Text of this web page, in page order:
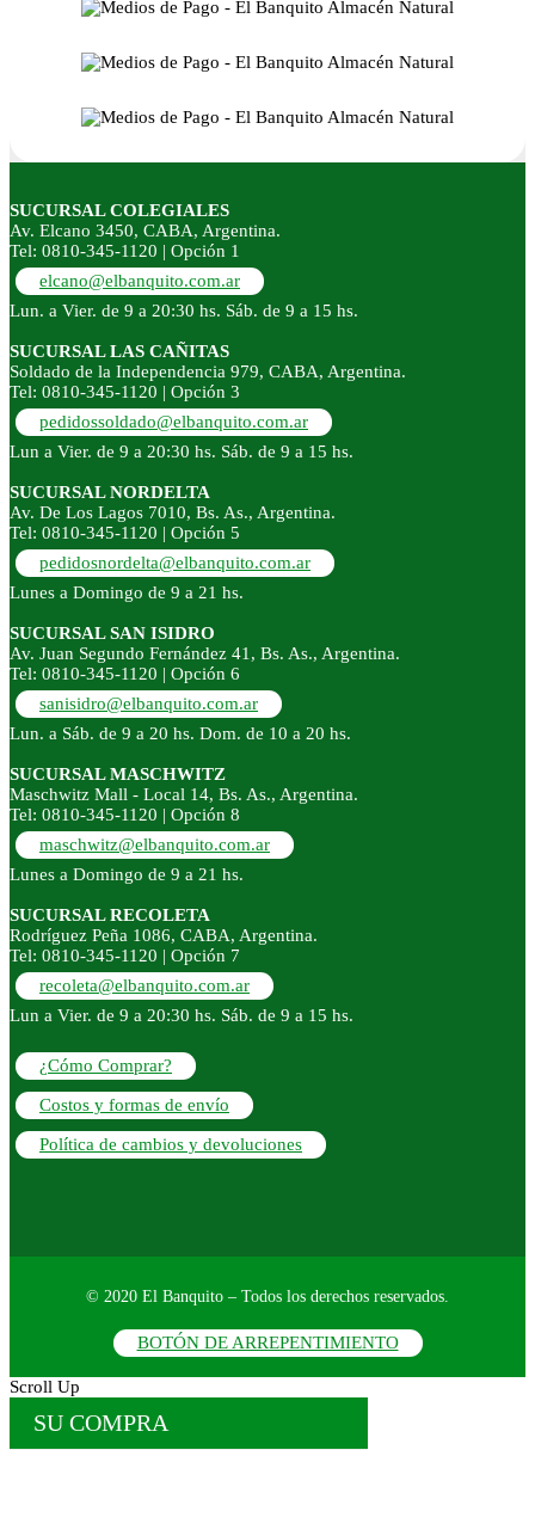
SUCURSAL COLEGIALES
Av. Elcano 3450, CABA, Argentina.
Tel: 0810-345-1120 | Opción 1
elcano@elbanquito.com.ar
Lun. a Vier. de 9 a 20:30 hs. Sáb. de 9 a 15 hs.
SUCURSAL LAS CAÑITAS
Soldado de la Independencia 979, CABA, Argentina.
Tel: 0810-345-1120 | Opción 3
pedidossoldado@elbanquito.com.ar
Lun a Vier. de 9 a 20:30 hs. Sáb. de 9 a 15 hs.
SUCURSAL NORDELTA
Av. De Los Lagos 7010, Bs. As., Argentina.
Tel: 0810-345-1120 | Opción 5
pedidosnordelta@elbanquito.com.ar
Lunes a Domingo de 9 a 21 hs.
SUCURSAL SAN ISIDRO
Av. Juan Segundo Fernández 41, Bs. As., Argentina.
Tel: 0810-345-1120 | Opción 6
sanisidro@elbanquito.com.ar
Lun. a Sáb. de 9 a 20 hs. Dom. de 10 a 20 hs.
SUCURSAL MASCHWITZ
Maschwitz Mall - Local 14, Bs. As., Argentina.
Tel: 0810-345-1120 | Opción 8
maschwitz@elbanquito.com.ar
Lunes a Domingo de 9 a 21 hs.
SUCURSAL RECOLETA
Rodríguez Peña 1086, CABA, Argentina.
Tel: 0810-345-1120 | Opción 7
recoleta@elbanquito.com.ar
Lun a Vier. de 9 a 20:30 hs. Sáb. de 9 a 15 hs.
¿Cómo Comprar?
Costos y formas de envío
Política de cambios y devoluciones
© 2020 El Banquito – Todos los derechos reservados.
BOTÓN DE ARREPENTIMIENTO
Scroll Up
SU COMPRA